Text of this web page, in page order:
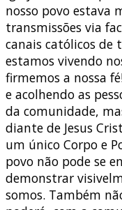
nosso povo estava
transmissões via
canais católicos de
estamos vivendo
firmemos a nossa
e acolhendo as
da comunidade,
diante de Jesus
um único Corpo e
povo não pode se
demonstrar
somos. Também